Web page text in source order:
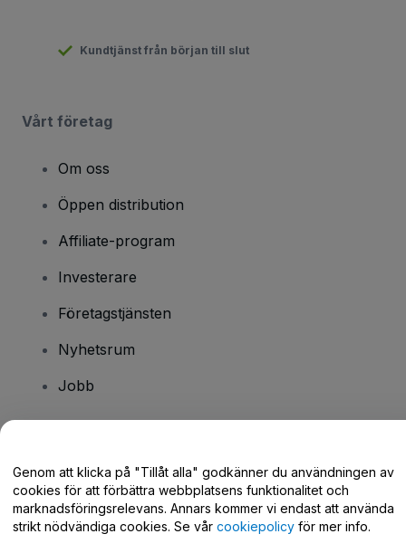
Kundtjänst från början till slut
Vårt företag
Om oss
Öppen distribution
Affiliate-program
Investerare
Företagstjänsten
Nyhetsrum
Jobb
Hjälpcenter / Kontakta oss
Genom att klicka på "Tillåt alla" godkänner du användningen av
cookies för att förbättra webbplatsens funktionalitet och
marknadsföringsrelevans. Annars kommer vi endast att använda
strikt nödvändiga cookies. Se vår cookiepolicy för mer info.